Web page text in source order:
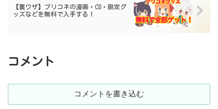
【裏ワザ】プリコネの漫画・CD・限定グ
ッズなどを無料で入手する！
コメント
コメントを書き込む